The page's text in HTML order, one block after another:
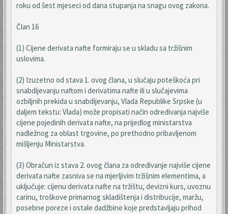
roku od šest mjeseci od dana stupanja na snagu ovog zakona.
Član 16
(1) Cijene derivata nafte formiraju se u skladu sa tržišnim
uslovima.
(2) Izuzetno od stava 1. ovog člana, u slučaju poteškoća pri
snabdijevanju naftom i derivatima nafte ili u slučajevima
ozbiljnih prekida u snabdijevanju, Vlada Republike Srpske (u
daljem tekstu: Vlada) može propisati način određivanja najviše
cijene pojedinih derivata nafte, na prijedlog ministarstva
nadležnog za oblast trgovine, po prethodno pribavljenom
mišljenju Ministarstva.
(3) Obračun iz stava 2. ovog člana za određivanje najviše cijene
derivata nafte zasniva se na mjerljivim tržišnim elementima, a
uključuje: cijenu derivata nafte na tržištu, devizni kurs, uvoznu
carinu, troškove primarnog skladištenja i distribucije, maržu,
posebne poreze i ostale dadžbine koje predstavljaju prihod